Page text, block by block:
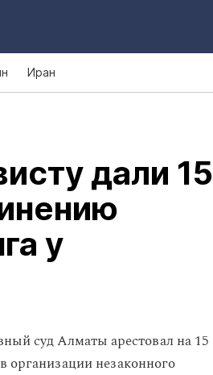
Иран
дали 15
у
суд Алматы арестовал на 15
организации незаконного